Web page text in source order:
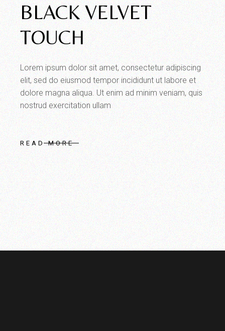
BLACK VELVET
TOUCH
Lorem ipsum dolor sit amet, consectetur adipiscing
elit, sed do eiusmod tempor incididunt ut labore et
dolore magna aliqua. Ut enim ad minim veniam, quis
nostrud exercitation ullam
READ MORE